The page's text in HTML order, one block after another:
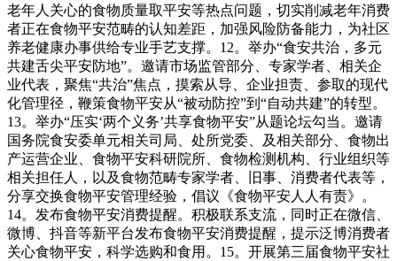
老年人关心的食物质量取平安等热点问题，切实削减老年消费
者正在食物平安范畴的认知差距，加强风险防备能力，为社区
养老健康办事供给专业手艺支撑。12。举办“食安共治，多元
共建舌尖平安防地”。邀请市场监管部分、专家学者、相关企
业代表，聚焦“共治”焦点，摸索从导、企业担责、参取的现代
化管理径，鞭策食物平安从“被动防控”到“自动共建”的转型。
13。举办“压实‘两个义务’共享食物平安”从题论坛勾当。邀请
国务院食安委单元相关司局、处所党委、及相关部分、食物出
产运营企业、食物平安科研院所、食物检测机构、行业组织等
相关担任人，以及食物范畴专家学者、旧事、消费者代表等，
分享交换食物平安管理经验，倡议《食物平安人人有责》。
14。发布食物平安消费提醒。积极联系支流，同时正在微信、
微博、抖音等新平台发布食物平安消费提醒，提示泛博消费者
关心食物平安，科学选购和食用。15。开展第三届食物平安社